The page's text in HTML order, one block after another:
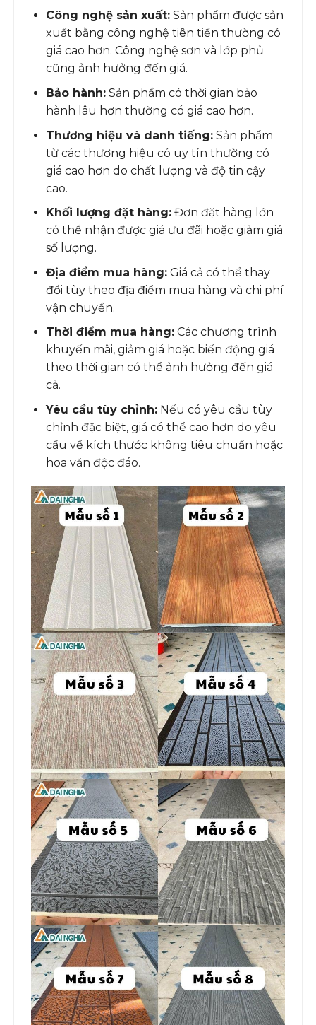
Công nghệ sản xuất:Sản phẩm được sản
xuất bằng công nghệ tiên tiến thường có
giá cao hơn. Công nghệ sơn và lớp phủ
cũng ảnh hưởng đến giá.
Bảo hành:Sản phẩm có thời gian bảo
hành lâu hơn thường có giá cao hơn.
Thương hiệu và danh tiếng:Sản phẩm
từ các thương hiệu có uy tín thường có
giá cao hơn do chất lượng và độ tin cậy
cao.
Khối lượng đặt hàng:Đơn đặt hàng lớn
có thể nhận được giá ưu đãi hoặc giảm giá
số lượng.
Địa điểm mua hàng:Giá cả có thể thay
đổi tùy theo địa điểm mua hàng và chi phí
vận chuyển.
Thời điểm mua hàng:Các chương trình
khuyến mãi, giảm giá hoặc biến động giá
theo thời gian có thể ảnh hưởng đến giá
cả.
Yêu cầu tùy chỉnh:Nếu có yêu cầu tùy
chỉnh đặc biệt, giá có thể cao hơn do yêu
cầu về kích thước không tiêu chuẩn hoặc
hoa văn độc đáo.